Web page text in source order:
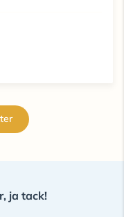
ja tack!